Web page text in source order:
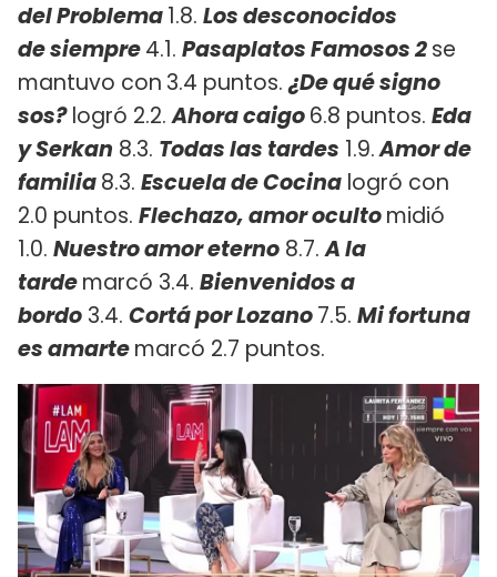
del Problema1.8. Los desconocidos
desiempre4.1. Pasaplatos Famosos 2se
mantuvo con 3.4 puntos.¿De qué signo
sos?logró 2.2.Ahora caigo6.8 puntos. Eda
y Serkan 8.3. Todas las tardes 1.9.Amor de
familia8.3. Escuela de Cocina logró con
2.0 puntos. Flechazo, amor ocultomidió
1.0. Nuestro amor eterno 8.7.A la
tardemarcó 3.4. Bienvenidos a
bordo 3.4. Cortá por Lozano7.5. Mi fortuna
es amartemarcó 2.7 puntos.